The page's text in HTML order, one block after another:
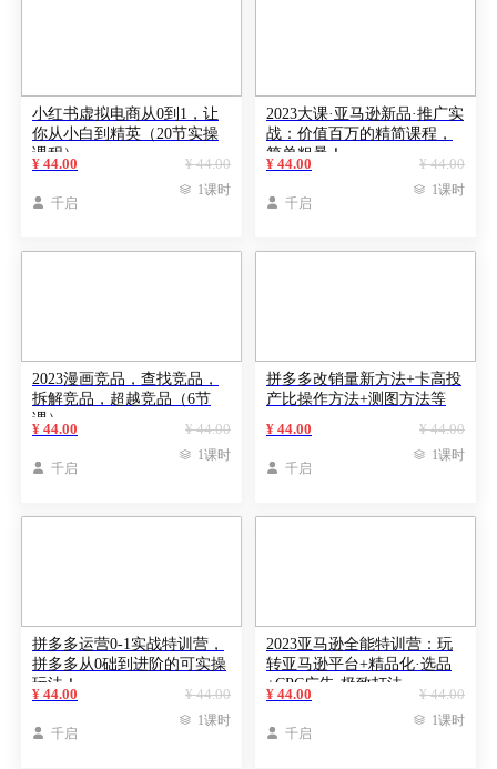
小红书虚拟电商从0到1，让
你从小白到精英（20节实操
课程）
¥ 44.00
¥ 44.00
 千启
 1课时
2023大课·亚马逊新品·推广实
战：价值百万的精简课程，
简单粗暴！
¥ 44.00
¥ 44.00
 千启
 1课时
2023漫画竞品，查找竞品，
拆解竞品，超越竞品（6节
课）
¥ 44.00
¥ 44.00
 千启
 1课时
拼多多改销量新方法+卡高投
产比操作方法+测图方法等
¥ 44.00
¥ 44.00
 千启
 1课时
拼多多运营0-1实战特训营，
拼多多从0础到进阶的可实操
玩法！
¥ 44.00
¥ 44.00
 千启
 1课时
2023亚马逊全能特训营：玩
转亚马逊平台+精品化·选品
+CPC广告·极致打法
¥ 44.00
¥ 44.00
 千启
 1课时